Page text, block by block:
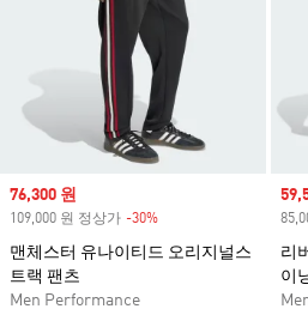
Sale price
76,300 원
109,000 원 정상가 -30%
맨체스터 유나이티드 오리지널스
트랙 팬츠
Men Performance
리
이